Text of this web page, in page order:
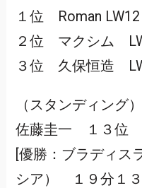
１位 Roman
２位 マクシム
３位 久保恒造
（スタンディング）
佐藤圭一 １３位
[優勝：ブラディス
シア） １９分１３